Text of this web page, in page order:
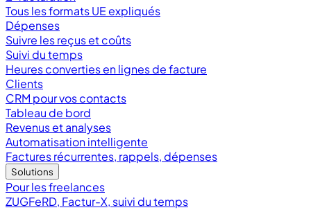
Tous les formats UE expliqués
Dépenses
Suivre les reçus et coûts
Suivi du temps
Heures converties en lignes de facture
Clients
CRM pour vos contacts
Tableau de bord
Revenus et analyses
Automatisation intelligente
Factures récurrentes, rappels, dépenses
Solutions
Pour les freelances
ZUGFeRD, Factur-X, suivi du temps